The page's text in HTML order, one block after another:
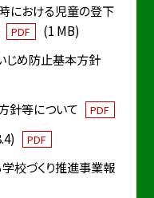
における児童の登下
PDF
(1 MB)
め防止基本方針
針等について PDF
PDF
学校づくり推進事業報